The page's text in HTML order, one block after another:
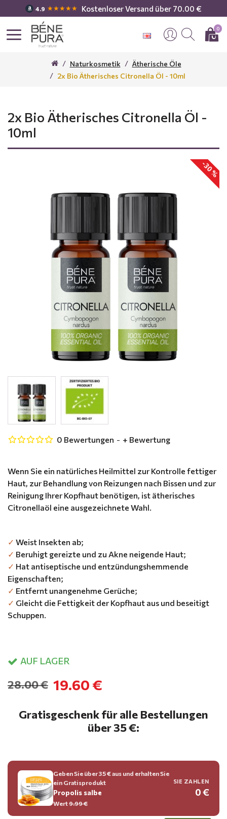
4.9 ★★★★★ Kostenloser Versand über 70.00 €
0
Naturkosmetik
Ätherische Öle
2x Bio Ätherisches Citronella Öl - 10ml
2x Bio Ätherisches Citronella Öl -
10ml
-30 %
Wenn Sie ein natürliches Heilmittel zur Kontrolle fettiger
Haut, zur Behandlung von Reizungen nach Bissen und zur
Reinigung Ihrer Kopfhaut benötigen, ist ätherisches
Citronellaöl eine ausgezeichnete Wahl.
✓ Weist Insekten ab;
✓ Beruhigt gereizte und zu Akne neigende Haut;
✓ Hat antiseptische und entzündungshemmende
Eigenschaften;
✓ Entfernt unangenehme Gerüche;
✓ Gleicht die Fettigkeit der Kopfhaut aus und beseitigt
Schuppen.
AUF LAGER
0 Bewertungen - + Bewertung
19.60 €
28.00 €
Gratisgeschenk für alle Bestellungen
über 35 €:
Geben Sie über 35 € aus und erhalten Sie
ein Gratisprodukt
Propolis salbe
Wert9.99 €
SIE ZAHLEN
0 €